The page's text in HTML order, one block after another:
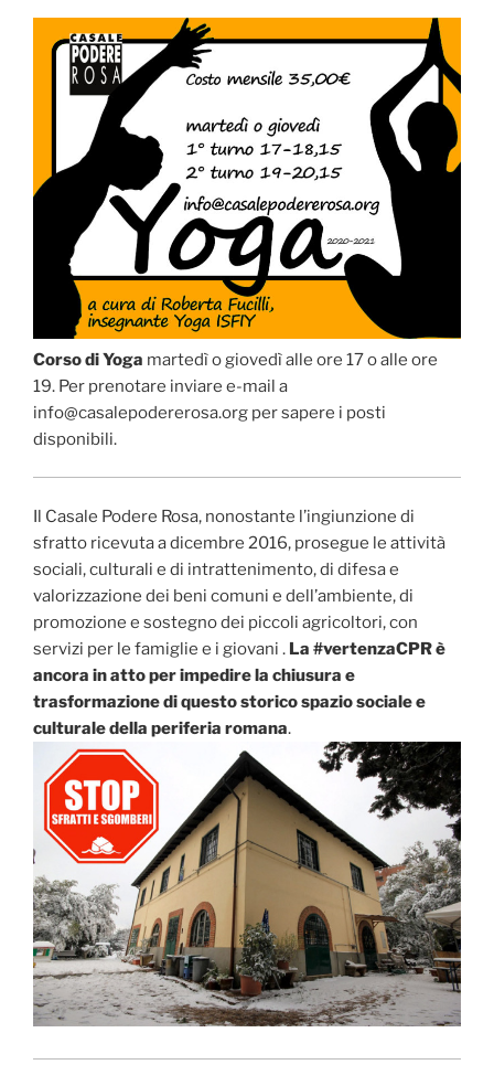
Corso di Yoga martedì o giovedì alle ore 17 o alle ore
19. Per prenotare inviare e-mail a
info@casalepodererosa.org per sapere i posti
disponibili.
Il Casale Podere Rosa, nonostante l’ingiunzione di
sfratto ricevuta a dicembre 2016, prosegue le attività
sociali, culturali e di intrattenimento, di difesa e
valorizzazione dei beni comuni e dell’ambiente, di
promozione e sostegno dei piccoli agricoltori, con
servizi per le famiglie e i giovani . La #vertenzaCPR è
ancora in atto per impedire la chiusura e
trasformazione di questo storico spazio sociale e
culturale della periferia romana.